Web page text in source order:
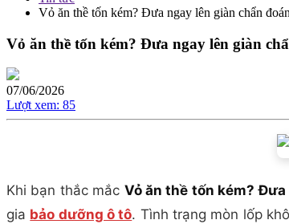
Vỏ ăn thề tốn kém? Đưa ngay lên giàn chẩn
Vỏ ăn thề tốn kém? Đưa ngay lên giàn
07/06/2026
Lượt xem: 85
Khi bạn thắc mắc Vỏ ăn thề tốn kém?
gia bảo dưỡng ô tô. Tình trạng mòn lốp